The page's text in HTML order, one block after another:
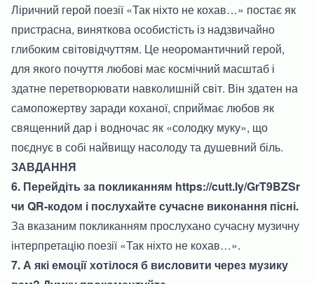
Ліричний герой поезії «Так ніхто не кохав…» постає як
пристрасна, виняткова особистість із надзвичайно
глибоким світовідчуттям. Це неоромантичний герой,
для якого почуття любові має космічний масштаб і
здатне перетворювати навколишній світ. Він здатен на
самопожертву заради коханої, сприймає любов як
священний дар і водночас як «солодку муку», що
поєднує в собі найвищу насолоду та душевний біль.
ЗАВДАННЯ
6. Перейдіть за покликанням https://cutt.ly/GrT9BZSr
чи QR-кодом і послухайте сучасне виконання пісні.
За вказаним покликанням прослухано сучасну музичну
інтерпретацію поезії «Так ніхто не кохав…».
7. А які емоції хотілося б висловити через музику